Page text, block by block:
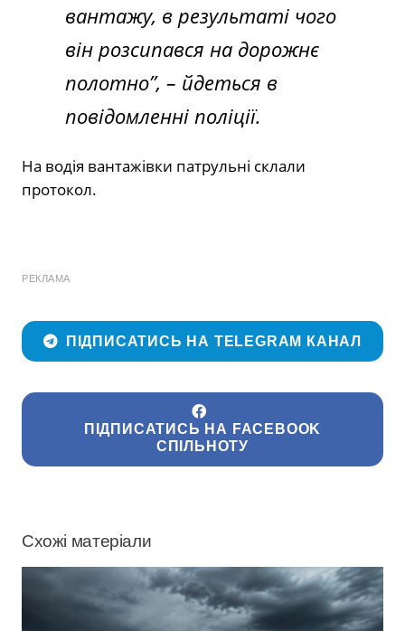
вантажу, в результаті чого
він розсипався на дорожнє
полотно”, – йдеться в
повідомленні поліції.
На водія вантажівки патрульні склали
протокол.
РЕКЛАМА
ПІДПИСАТИСЬ НА TELEGRAM КАНАЛ
ПІДПИСАТИСЬ НА FACEBOOK
СПІЛЬНОТУ
Схожі матеріали